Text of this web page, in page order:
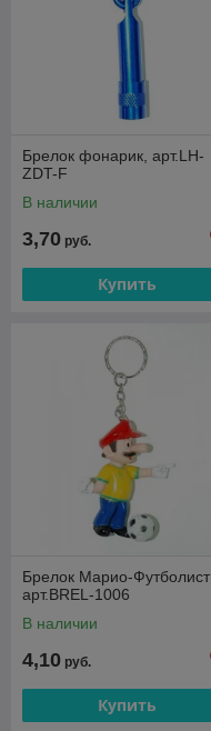
Брелок фонарик, арт.LH-
ZDT-F
В наличии
3,70 руб.
Купить
Брелок Марио-Футболист ,
арт.BREL-1006
В наличии
4,10 руб.
Купить